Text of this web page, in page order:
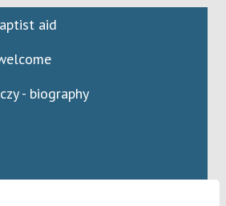
aid
- biography